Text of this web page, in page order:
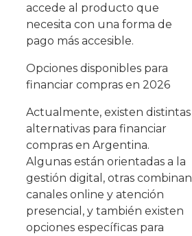
accede al producto que
necesita con una forma de
pago más accesible.
Opciones disponibles para
financiar compras en 2026
Actualmente, existen distintas
alternativas para financiar
compras en Argentina.
Algunas están orientadas a la
gestión digital, otras combinan
canales online y atención
presencial, y también existen
opciones específicas para